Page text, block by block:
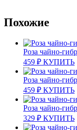
Похожие
Роза чайно-
459 ₽ КУПИТЬ
Роза чайно-
459 ₽ КУПИТЬ
Роза чайно-
329 ₽ КУПИТЬ